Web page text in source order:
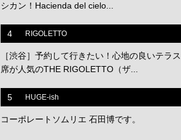
シカン！Hacienda del cielo...
4 RIGOLETTO
［渋谷］予約して行きたい！心地の良いテラス
席が人気のTHE RIGOLETTO（ザ...
5 HUGE-ish
コーポレートソムリエ 石田博です。